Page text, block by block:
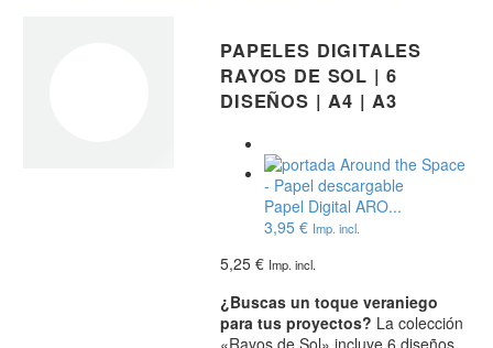
PAPELES DIGITALES
RAYOS DE SOL | 6
DISEÑOS | A4 | A3
Papel Digital ARO...
3,95€ Imp. incl.
5,25€ Imp. incl.
¿Buscas un toque veraniego
para tus proyectos? La colección
«Rayos de Sol» incluye 6 diseños